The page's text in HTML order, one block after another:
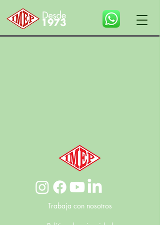
Trabaja con nosotros